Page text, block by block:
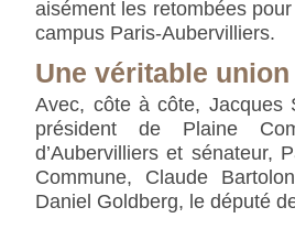
aisément les retombées
campus Paris-Aubervilliers.
Une véritable
Avec, côte à côte, Jacques
président de Plaine
d’Aubervilliers et sénateur,
Commune, Claude
Daniel Goldberg, le député